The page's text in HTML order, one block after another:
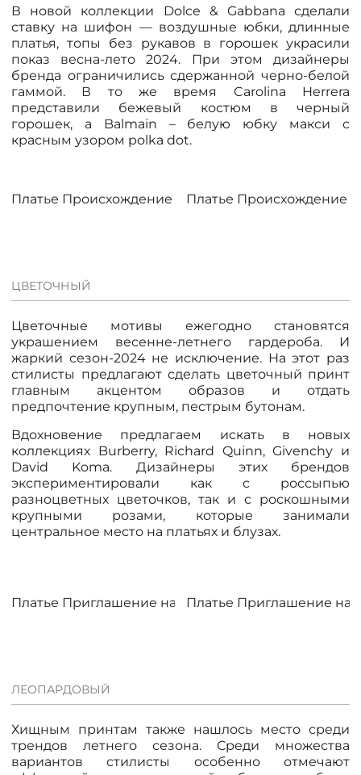
РОЗНИЧНЫМ ПОКУПАТЕЛЯМ
ДОСТАВКА
ОПЛАТА
ЗАКАЗАТЬ ЗВОНОК
/
В новой коллекции Dolce & Gabbana сделали
ставку на шифон — воздушные юбки, длинные
платья, топы без рукавов в горошек украсили
показ весна-лето 2024. При этом дизайнеры
бренда ограничились сдержанной черно-белой
гаммой. В то же время Carolina Herrera
представили бежевый костюм в черный
горошек, а Balmain – белую юбку макси с
красным узором polka dot.
Платье Происхождение магии, пинкПлатье Происхождение
ЦВЕТОЧНЫЙ
Цветочные мотивы ежегодно становятся
украшением весенне-летнего гардероба. И
жаркий сезон-2024 не исключение. На этот раз
стилисты предлагают сделать цветочный принт
главным акцентом образов и отдать
предпочтение крупным, пестрым бутонам.
Вдохновение предлагаем искать в новых
коллекциях Burberry, Richard Quinn, Givenchy и
David Koma. Дизайнеры этих брендов
экспериментировали как с россыпью
разноцветных цветочков, так и с роскошными
крупными розами, которые занимали
центральное место на платьях и блузах.
Платье Приглашение на коктейльПлатье Приглашение на
ЛЕОПАРДОВЫЙ
Хищным принтам также нашлось место среди
трендов летнего сезона. Среди множества
вариантов стилисты особенно отмечают